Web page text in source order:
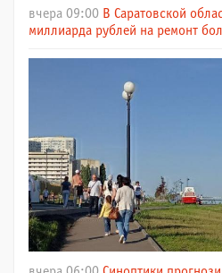
вчера 09:00 В Саратовской
миллиарда рублей на ремонт